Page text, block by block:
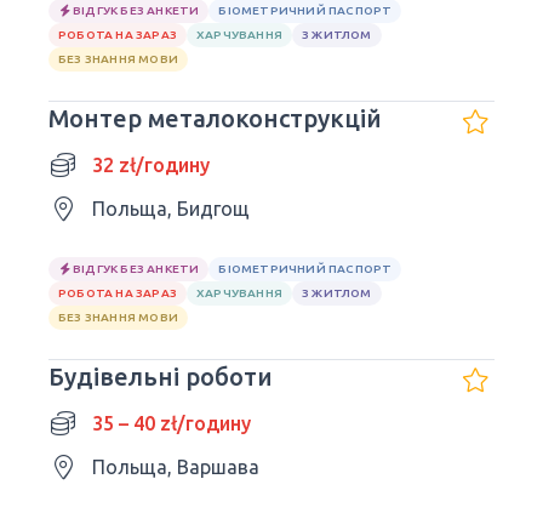
ВІДГУК БЕЗ АНКЕТИ
БІОМЕТРИЧНИЙ ПАСПОРТ
РОБОТА НА ЗАРАЗ
ХАРЧУВАННЯ
З ЖИТЛОМ
БЕЗ ЗНАННЯ МОВИ
Монтер металоконструкцій
32 zł/годину
Польща, Бидгощ
ВІДГУК БЕЗ АНКЕТИ
БІОМЕТРИЧНИЙ ПАСПОРТ
РОБОТА НА ЗАРАЗ
ХАРЧУВАННЯ
З ЖИТЛОМ
БЕЗ ЗНАННЯ МОВИ
Будівельні роботи
35 – 40 zł/годину
Польща, Варшава